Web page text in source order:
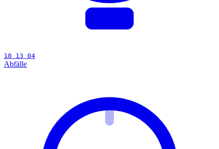
10 13 04
Abfälle